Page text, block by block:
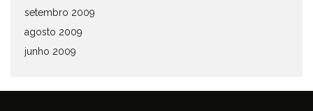
setembro 2009
agosto 2009
junho 2009